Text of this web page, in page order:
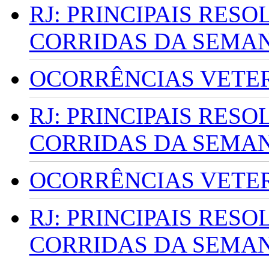
RJ: PRINCIPAIS
CORRIDAS DA
OCORRÊNCIAS
RJ: PRINCIPAIS
CORRIDAS DA
OCORRÊNCIAS
RJ: PRINCIPAIS
CORRIDAS DA